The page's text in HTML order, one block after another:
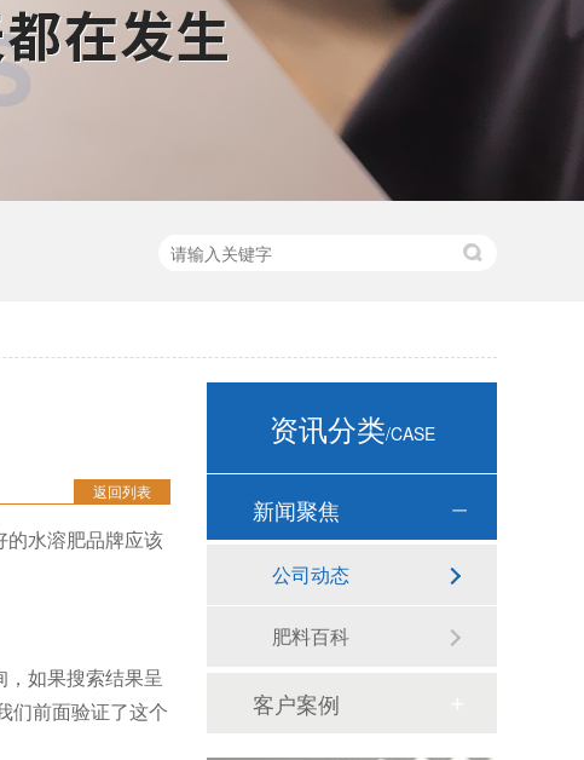
返回列表
的水溶肥品牌应该
如果搜索结果呈
们前面验证了这个
资讯分类/CASE
新闻聚焦
公司动态
肥料百科
客户案例